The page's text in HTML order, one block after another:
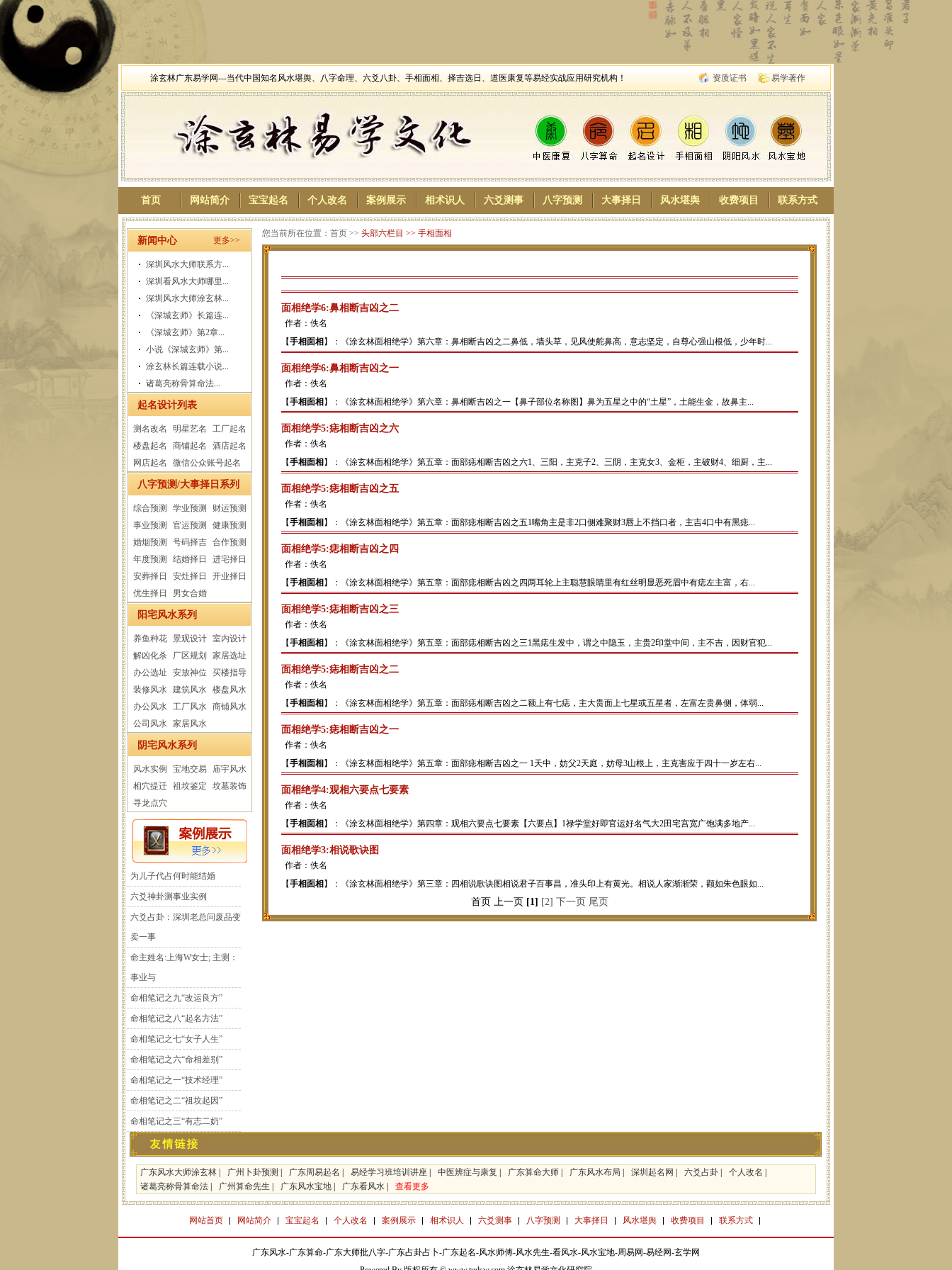
涂玄林广东易学网---当代中国知名风水堪舆、八字命理、六爻八卦、手相面相、择吉选日、道医康复等易经实战应用研究机构！ 资质证书 易学著作
首页 网站简介 宝宝起名 个人改名 案例展示 相术识人 六爻测事 八字预测 大事择日 风水堪舆 收费项目 联系方式
新闻中心 更多>>
深圳风水大师联系方...
深圳看风水大师哪里...
深圳风水大师涂玄林...
《深城玄师》长篇连...
《深城玄师》第2章...
小说《深城玄师》第...
涂玄林长篇连载小说...
诸葛亮称骨算命法...
起名设计列表
测名改名 明星艺名
工厂起名
楼盘起名
商铺起名
酒店起名
网店起名
微信公众账号起名
八字预测/大事择日系列
综合预测 学业预测
财运预测
事业预测
官运预测
健康预测
婚烟预测
号码择吉 合作预测
年度预测
结婚择日
进宅择日
安葬择日
安灶择日
开业择日
优生择日
男女合婚
阳宅风水系列
养鱼种花 景观设计 室内设计
解凶化杀
厂区规划
家居选址
办公选址
安放神位
买楼指导
装修风水 建筑风水 楼盘风水
办公风水 工厂风水 商铺风水
公司风水 家居风水
阴宅风水系列
风水实例 宝地交易
庙宇风水
相穴提迁 祖坟鉴定
坟墓装饰
寻龙点穴
为儿子代占何时能结婚
六爻神卦测事业实例
六爻占卦：深圳老总问废品变
卖一事
命主姓名:上海W女士; 主测：
事业与
命相笔记之九“改运良方”
命相笔记之八“起名方法”
命相笔记之七“女子人生”
命相笔记之六“命相差别”
命相笔记之一“技术经理”
命相笔记之二“祖坟起因”
命相笔记之三“有志二奶”
您当前所在位置：首页 >> 头部六栏目 >> 手相面相
面相绝学6:鼻相断吉凶之二
作者：佚名
【手相面相 】：《涂玄林面相绝学》第六章：鼻相断吉凶之二鼻低，墙头草，见风使舵鼻高，意志坚定，自尊心强山根低，少年时...
面相绝学6:鼻相断吉凶之一
作者：佚名
【手相面相 】：《涂玄林面相绝学》第六章：鼻相断吉凶之一【鼻子部位名称图】鼻为五星之中的“土星”，土能生金，故鼻主...
面相绝学5:痣相断吉凶之六
作者：佚名
【手相面相 】：《涂玄林面相绝学》第五章：面部痣相断吉凶之六1、三阳，主克子2、三阴，主克女3、金柜，主破财4、细厨，主...
面相绝学5:痣相断吉凶之五
作者：佚名
【手相面相 】：《涂玄林面相绝学》第五章：面部痣相断吉凶之五1嘴角主是非2口侧难聚财3唇上不挡口者，主吉4口中有黑痣...
面相绝学5:痣相断吉凶之四
作者：佚名
【手相面相 】：《涂玄林面相绝学》第五章：面部痣相断吉凶之四两耳轮上主聪慧眼睛里有红丝明显恶死眉中有痣左主富，右...
面相绝学5:痣相断吉凶之三
作者：佚名
【手相面相 】：《涂玄林面相绝学》第五章：面部痣相断吉凶之三1黑痣生发中，谓之中隐玉，主贵2印堂中间，主不吉，因财官犯...
面相绝学5:痣相断吉凶之二
作者：佚名
【手相面相 】：《涂玄林面相绝学》第五章：面部痣相断吉凶之二额上有七痣，主大贵面上七星或五星者，左富左贵鼻侧，体弱...
面相绝学5:痣相断吉凶之一
作者：佚名
【手相面相 】：《涂玄林面相绝学》第五章：面部痣相断吉凶之一 1天中，妨父2天庭，妨母3山根上，主克害应于四十一岁左右...
面相绝学4:观相六要点七要素
作者：佚名
【手相面相 】：《涂玄林面相绝学》第四章：观相六要点七要素【六要点】1禄学堂好即官运好名气大2田宅宫宽广饱满多地产...
面相绝学3:相说歌诀图
作者：佚名
【手相面相 】：《涂玄林面相绝学》第三章：四相说歌诀图相说君子百事昌，准头印上有黄光。相说人家渐渐荣，颧如朱色眼如...
首页 上一页 [1] [2] 下一页 尾页
广东风水大师涂玄林 广州卜卦预测 广东周易起名 易经学习班培训讲座 中医辨症与康复 广东算命大师 广东风水布局 深圳起名网 六爻占卦 个人改名
诸葛亮称骨算命法
广州算命先生 广东风水宝地 广东看风水 查看更多
网站首页 网站简介 宝宝起名 个人改名 案例展示 相术识人 六爻测事 八字预测 大事择日 风水堪舆 收费项目 联系方式
广东风水-广东算命-广东大师批八字-广东占卦占卜-广东起名-风水师傅-风水先生-看风水-风水宝地-周易网-易经网-玄学网